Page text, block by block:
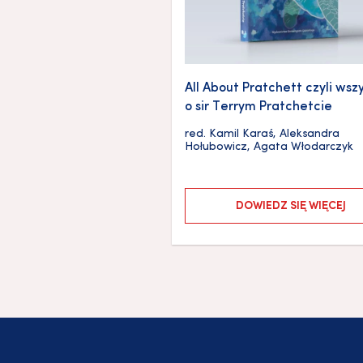
All About Pratchett czyli
o sir Terrym Pratchetcie
red. Kamil Karaś, Aleksandra
Hołubowicz, Agata Włodarczyk
DOWIEDZ SIĘ WIĘCEJ